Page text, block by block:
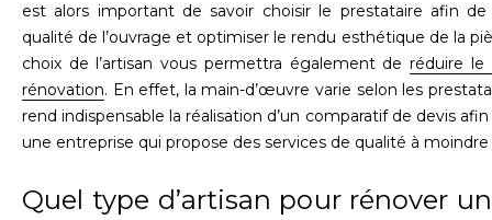
est alors important de savoir choisir le prestataire afin de
qualité de l’ouvrage et optimiser le rendu esthétique de la
choix de l’artisan vous permettra également deréduire
rénovation. En effet, la main-d’œuvre varie selon les
rend indispensable la réalisation d’un comparatif de devis
une entreprise qui propose des services de qualité à
Quel type d’artisan pour rénover